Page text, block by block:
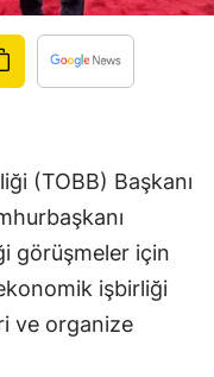
(TOBB) Başkanı
görüşmeler için
işbirliği
ve organize